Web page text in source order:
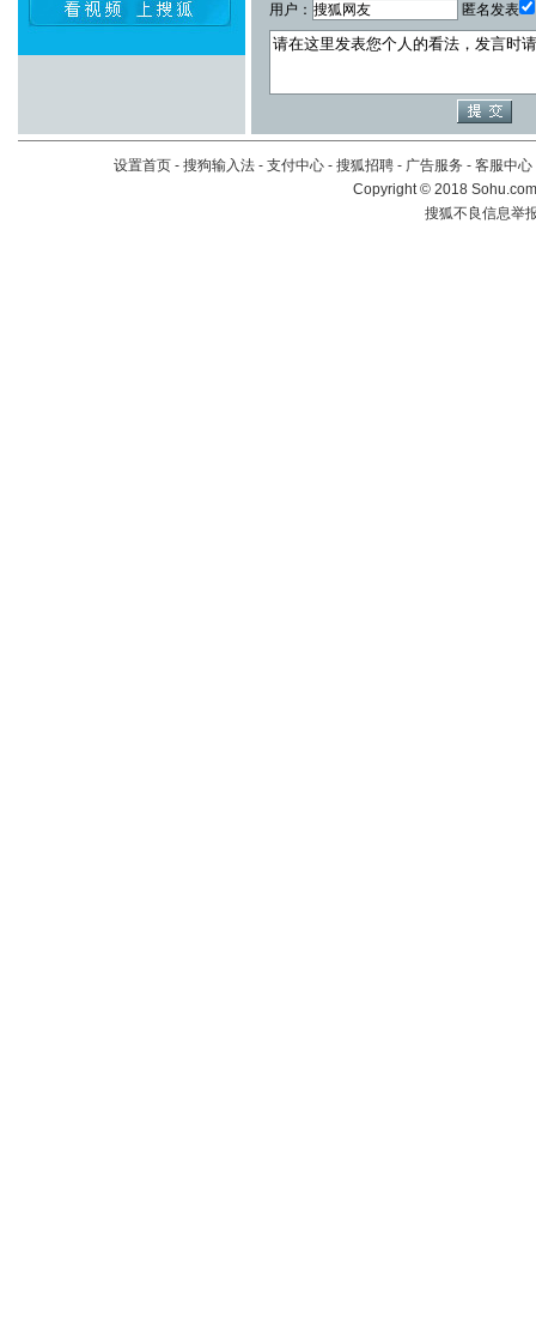
用户： 匿名发表
设置首页 - 搜狗输入法 - 支付中心 - 搜狐招聘 - 广告服务 - 客服中心
Copyright©2018
搜狐不良信息举